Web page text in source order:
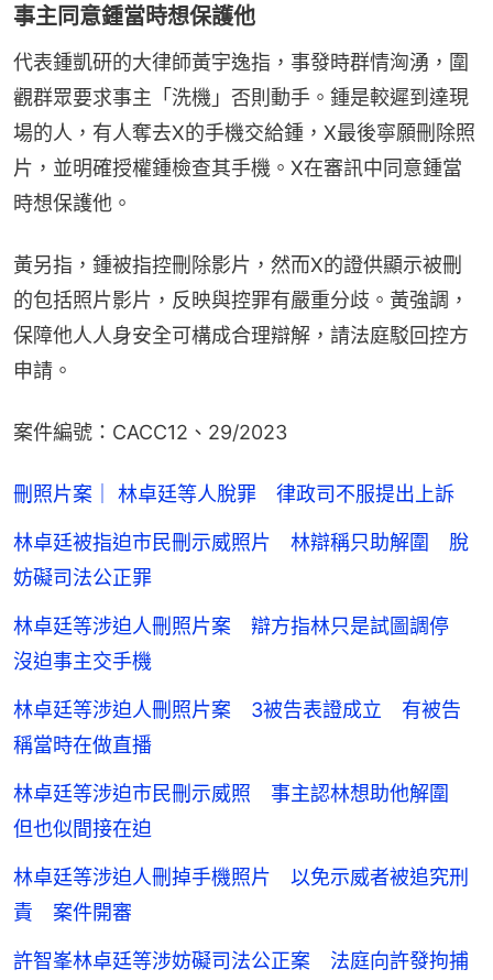
事主同意鍾當時想保護他
代表鍾凱研的大律師黃宇逸指，事發時群情洶湧，圍
觀群眾要求事主「洗機」否則動手。鍾是較遲到達現
場的人，有人奪去X的手機交給鍾，X最後寧願刪除照
片，並明確授權鍾檢查其手機。X在審訊中同意鍾當
時想保護他。
黃另指，鍾被指控刪除影片，然而X的證供顯示被刪
的包括照片影片，反映與控罪有嚴重分歧。黃強調，
保障他人人身安全可構成合理辯解，請法庭駁回控方
申請。
案件編號：CACC12、29/2023
刪照片案｜ 林卓廷等人脫罪 律政司不服提出上訴
林卓廷被指迫市民刪示威照片 林辯稱只助解圍 脫
妨礙司法公正罪
林卓廷等涉迫人刪照片案 辯方指林只是試圖調停
沒迫事主交手機
林卓廷等涉迫人刪照片案 3被告表證成立 有被告
稱當時在做直播
林卓廷等涉迫市民刪示威照 事主認林想助他解圍
但也似間接在迫
林卓廷等涉迫人刪掉手機照片 以免示威者被追究刑
責 案件開審
許智峯林卓廷等涉妨礙司法公正案 法庭向許發拘捕